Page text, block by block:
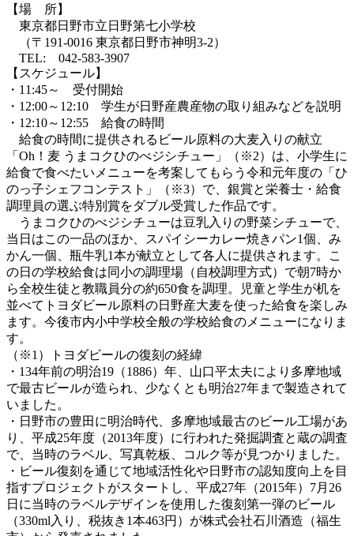
【場 所】
東京都日野市立日野第七小学校
（〒191-0016 東京都日野市神明3-2）
TEL: 042-583-3907
【スケジュール】
・11:45～ 受付開始
・12:00～12:10 学生が日野産農産物の取り組みなどを説明
・12:10～12:55 給食の時間
給食の時間に提供されるビール原料の大麦入りの献立
「Oh！麦 うまコクひのべジシチュー」（※2）は、小学生に
給食で食べたいメニューを考案してもらう令和元年度の「ひ
のっ子シェフコンテスト」（※3）で、銀賞と栄養士・給食
調理員の選ぶ特別賞をダブル受賞した作品です。
うまコクひのべジシチューは豆乳入りの野菜シチューで、
当日はこの一品のほか、スパイシーカレー焼きパン1個、み
かん一個、瓶牛乳1本が献立として各人に提供されます。こ
の日の学校給食は同小の調理場（自校調理方式）で朝7時か
ら全校生徒と教職員分の約650食を調理。児童と学生が机を
並べてトヨダビール原料の日野産大麦を使った給食を楽しみ
ます。今後市内小中学校全般の学校給食のメニューになりま
す。
（※1）トヨダビールの復刻の経緯
・134年前の明治19（1886）年、山口平太夫により多摩地域
で最古ビールが造られ、少なくとも明治27年まで製造されて
いました。
・日野市の豊田に明治時代、多摩地域最古のビール工場があ
り、平成25年度（2013年度）に行われた発掘調査と蔵の調査
で、当時のラベル、写真乾板、コルク等が見つかりました。
・ビール復刻を通じて地域活性化や日野市の認知度向上を目
指すプロジェクトがスタートし、平成27年（2015年）7月26
日に当時のラベルデザインを使用した復刻第一弾のビール
（330ml入り、税抜き1本463円）が株式会社石川酒造（福生